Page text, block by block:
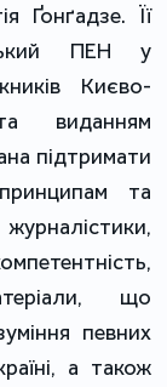
Ґонґадзе. Її
ПЕН
у
Києво-
виданням
підтримати
та
що
певних
а також